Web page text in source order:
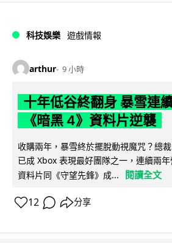
科技娛樂 遊戲情報
arthur 9 小時
十年低谷終翻身 暴雪連
《暗黑 4》資料片逆襲
收購兩年，暴雪終於擺脫動視魔咒？總
已成 Xbox 表現最好團隊之一，連續兩年
資料片同《守望先鋒》成...
閱讀全文
12 分享